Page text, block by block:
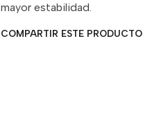
mayor estabilidad.
COMPARTIR ESTE PRODUCTO